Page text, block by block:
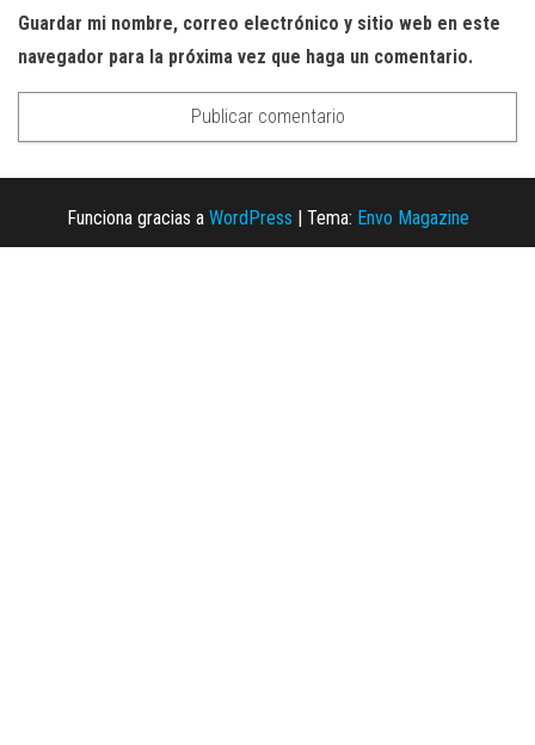
Guardar mi nombre, correo electrónico y sitio web en este
navegador para la próxima vez que haga un comentario.
Funciona gracias a WordPress Tema: Envo Magazine